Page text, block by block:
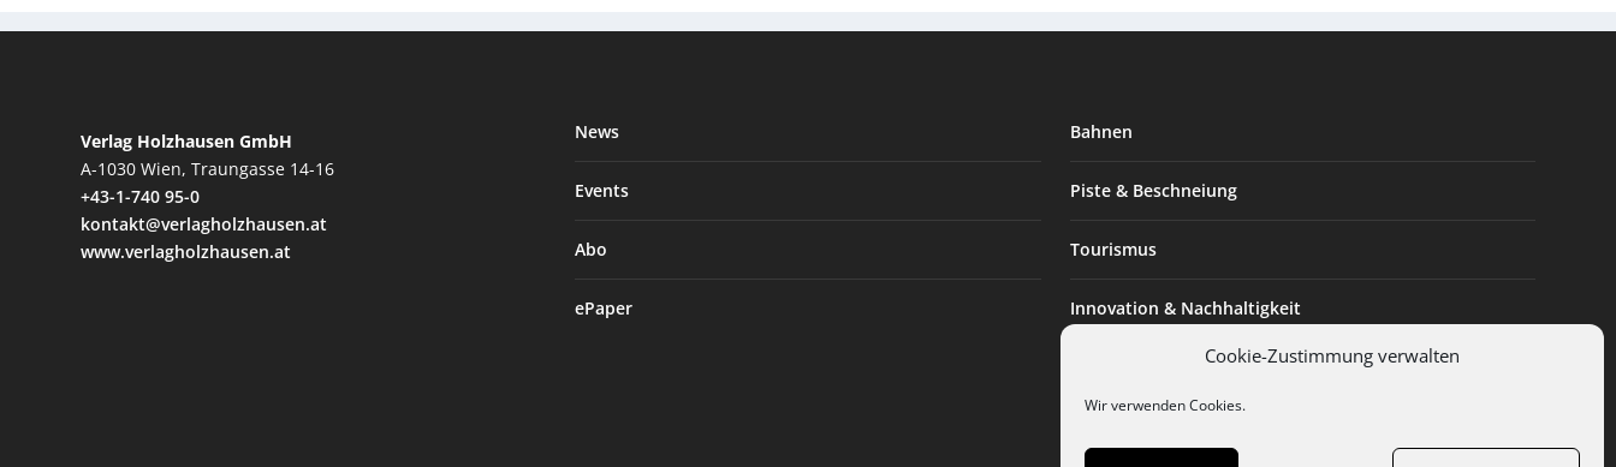
Cookie-Zustimmung verwalten
Wir verwenden Cookies.
Verlag Holzhausen GmbH
A-1030 Wien, Traungasse 14-16
+43-1-740 95-0
kontakt@verlagholzhausen.at
www.verlagholzhausen.at
News
Events
Abo
ePaper
Bahnen
Piste & Beschneiung
Tourismus
Innovation & Nachhaltigkeit
Expertise & Technik